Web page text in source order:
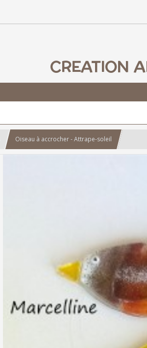
CREATION
Oiseau à accrocher - Attrape-soleil